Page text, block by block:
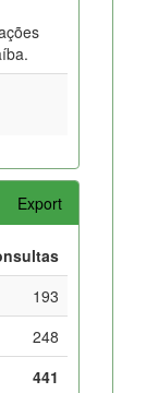
Export
193
248
441